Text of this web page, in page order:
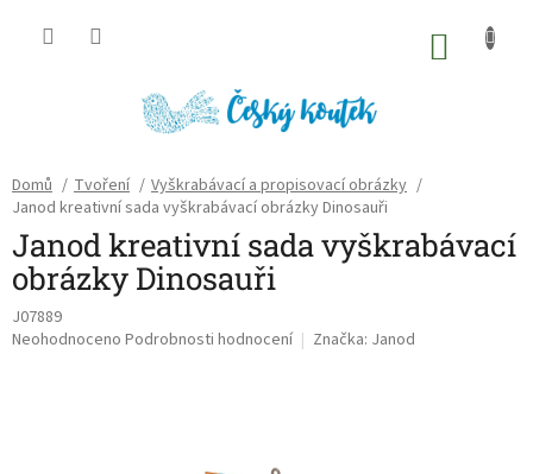
Domů / Tvoření / Vyškrabávací a propisovací obrázky /
Janod kreativní sada vyškrabávací obrázky Dinosauři
Janod kreativní sada vyškrabávací
obrázky Dinosauři
J07889
Průměrné
Neohodnoceno Podrobnosti hodnocení Značka: Janod